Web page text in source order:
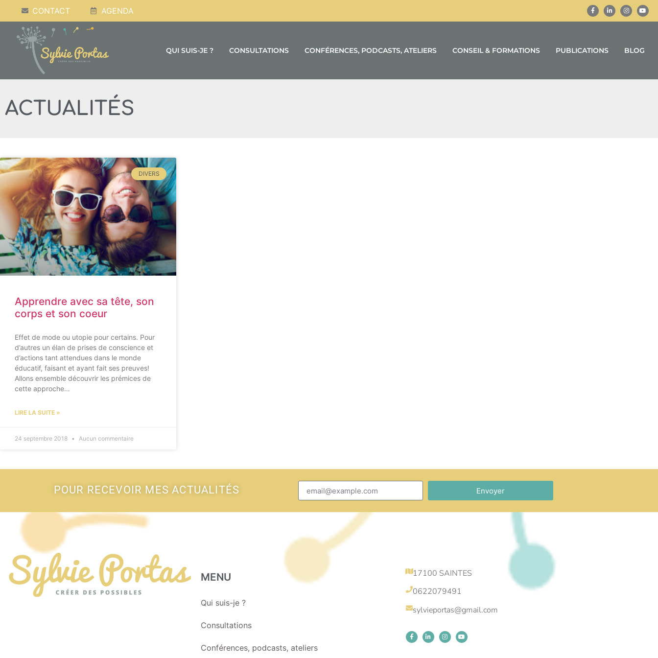
CONTACT AGENDA
QUI SUIS-JE ? CONSULTATIONS CONFÉRENCES, PODCASTS, ATELIERS CONSEIL & FORMATIONS PUBLICATIONS BLOG
ACTUALITÉS
DIVERS
Apprendre avec sa tête, son
corps et son coeur
Effet de mode ou utopie pour certains. Pour
d’autres un élan de prises de conscience et
d’actions tant attendues dans le monde
éducatif, faisant et ayant fait ses preuves!
Allons ensemble découvrir les prémices de
cette approche…
LIRE LA SUITE »
24 septembre 2018 Aucun commentaire
POUR RECEVOIR MES ACTUALITÉS Envoyer
MENU
Qui suis-je ?
Consultations
Conférences, podcasts, ateliers
17100 SAINTES
0622079491
sylvieportas@gmail.com